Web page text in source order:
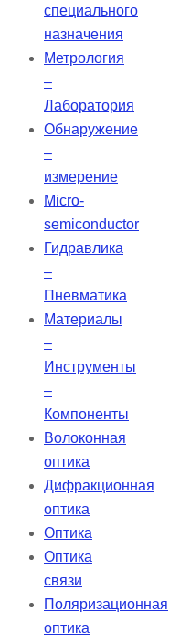
специального
назначения
Метрология
–
Лаборатория
Обнаружение
–
измерение
Micro-
semiconductor
Гидравлика
–
Пневматика
Материалы
–
Инструменты
–
Компоненты
Волоконная
оптика
Дифракционная
оптика
Оптика
Оптика
связи
Поляризационная
оптика